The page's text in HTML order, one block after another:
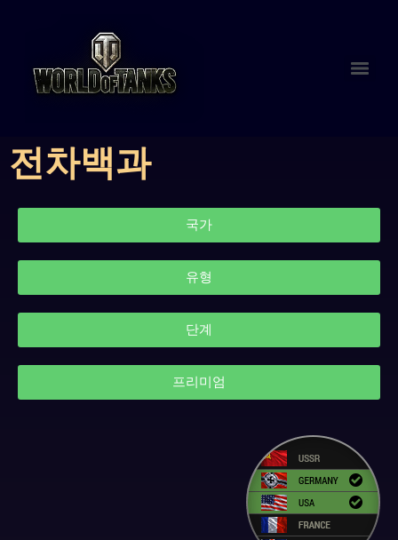
전차백과
국가
유형
단계
프리미엄